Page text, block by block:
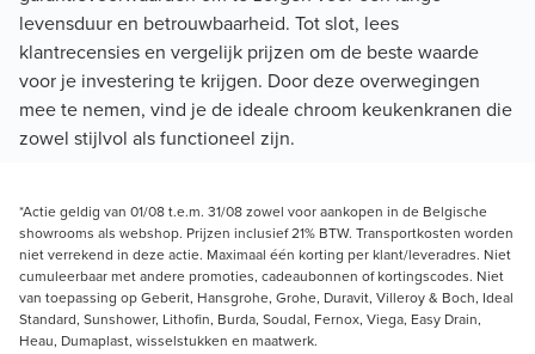
levensduur en betrouwbaarheid. Tot slot, lees
klantrecensies en vergelijk prijzen om de beste waarde
voor je investering te krijgen. Door deze overwegingen
mee te nemen, vind je de ideale chroom keukenkranen die
zowel stijlvol als functioneel zijn.
*Actie geldig van 01/08 t.e.m. 31/08 zowel voor aankopen in de Belgische
showrooms als webshop. Prijzen inclusief 21% BTW. Transportkosten worden
niet verrekend in deze actie. Maximaal één korting per klant/leveradres. Niet
cumuleerbaar met andere promoties, cadeaubonnen of kortingscodes. Niet
van toepassing op Geberit, Hansgrohe, Grohe, Duravit, Villeroy & Boch, Ideal
Standard, Sunshower, Lithofin, Burda, Soudal, Fernox, Viega, Easy Drain,
Heau, Dumaplast, wisselstukken en maatwerk.